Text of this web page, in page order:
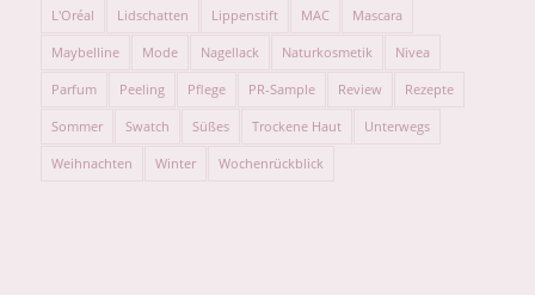
L'Oréal Lidschatten Lippenstift MAC Mascara
Maybelline Mode Nagellack Naturkosmetik Nivea
Parfum Peeling Pflege PR-Sample Review Rezepte
Sommer Swatch Süßes Trockene Haut Unterwegs
Weihnachten Winter Wochenrückblick